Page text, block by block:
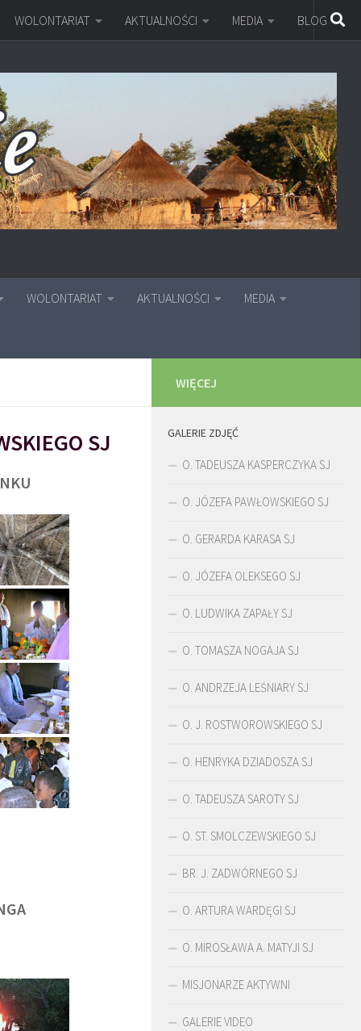
WOLONTARIAT AKTUALNOŚCI MEDIA BLOG
WOLONTARIAT AKTUALNOŚCI MEDIA
SJ
ŚLADAMI BEYZYMA DUCHOWOŚĆ
WIĘCEJ
GALERIE ZDJĘĆ
O. TADEUSZA KASPERCZYKA SJ
O. JÓZEFA PAWŁOWSKIEGO SJ
O. GERARDA KARASA SJ
O. JÓZEFA OLEKSEGO SJ
O. LUDWIKA ZAPAŁY SJ
O. TOMASZA NOGAJA SJ
O. ANDRZEJA LEŚNIARY SJ
O. J. ROSTWOROWSKIEGO SJ
O. HENRYKA DZIADOSZA SJ
O. TADEUSZA SAROTY SJ
O. ST. SMOLCZEWSKIEGO SJ
BR. J. ZADWÓRNEGO SJ
O. ARTURA WARDĘGI SJ
O. MIROSŁAWA A. MATYJI SJ
MISJONARZE AKTYWNI
GALERIE VIDEO